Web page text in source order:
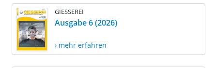
GIESSEREI
Ausgabe 6 (2026)
› mehr erfahren